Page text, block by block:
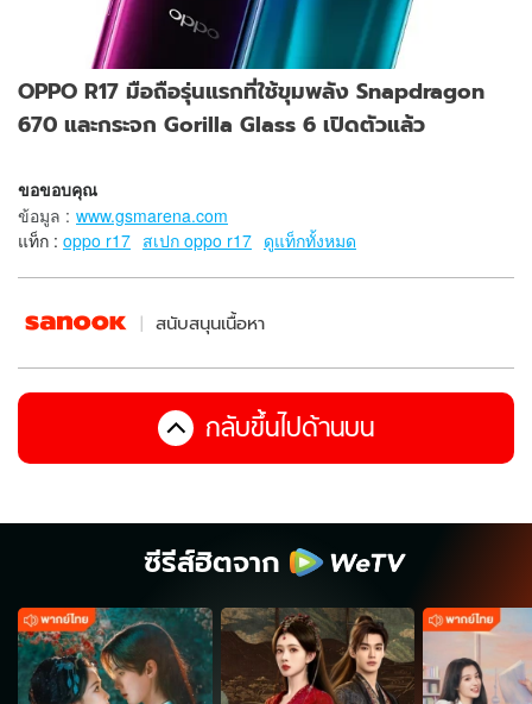
OPPO R17 มือถือรุ่นแรกที่ใช้ขุมพลัง Snapdragon
670 และกระจก Gorilla Glass 6 เปิดตัวแล้ว
ขอขอบคุณ
ข้อมูล : www.gsmarena.com
แท็ก : oppo r17 สเปก oppo r17 ดูแท็กทั้งหมด
สนับสนุนเนื้อหา
กลับขึ้นไปด้านบน
ซีรีส์ฮิตจาก